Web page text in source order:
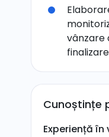
vânzare
finalizare
Cunoștințe
Experiență în